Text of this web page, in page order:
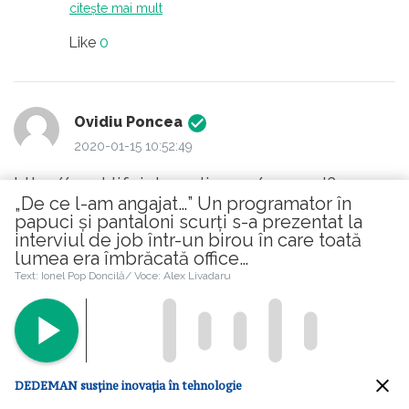
Stiu ca de obicei recruterilor/angajatorilor le
place sa auda candidatul recitand pe
urechile intr-un mod placut” incuviintand
prin miscari aprobatoare din cap precum
pedagogii de scoala (societate) noua si
V-as putea atrage atentia cu expresii
precum
- O noua provocare
- Vreau sa fac parte dintr-o echipa cu
performante deosebite
- Dezvoltare profesionala
- Posibilitati de promovare pe termen
mediu-lung
citește mai mult
Like 0
Ovidiu Poncea
2020-01-15 10:52:49
http://worklifeintegration.ro/ a cazut?
citește mai mult
Like0
2020-01-15 10:28:50
Și eu îmi făcusem un stereotip în a-mi
„De ce l-am angajat…” Un programator în
papuci și pantaloni scurți s-a prezentat la
interviul de job într-un birou în care toată
lumea era îmbrăcată office…
Text: Ionel Pop Doncilă/ Voce: Alex Livadaru
DEDEMAN susține inovația în tehnologie